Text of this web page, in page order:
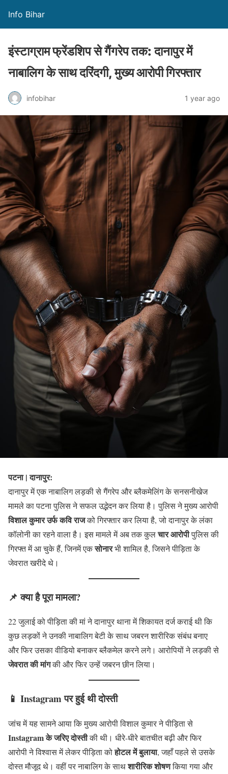
Info Bihar
इंस्टाग्राम फ्रेंडशिप से गैंगरेप तक: दानापुर में
नाबालिग के साथ दरिंदगी, मुख्य आरोपी गिरफ्तार
infobihar 1 year ago
पटना | दानापुर:
दानापुर में एक नाबालिग लड़की से गैंगरेप और ब्लैकमेलिंग के सनसनीखेज
मामले का पटना पुलिस ने सफल उद्भेदन कर लिया है। पुलिस ने मुख्य आरोपी
विशाल कुमार उर्फ कवि राजको गिरफ्तार कर लिया है, जो दानापुर के लंका
कॉलोनी का रहने वाला है। इस मामले में अब तक कुलचार आरोपीपुलिस की
गिरफ्त में आ चुके हैं, जिनमें एकसोनारभी शामिल है, जिसने पीड़िता के
जेवरात खरीदे थे।
📌क्या है पूरा मामला?
22 जुलाई को पीड़िता की मां ने दानापुर थाना में शिकायत दर्ज कराई थी कि
कुछ लड़कों ने उनकी नाबालिग बेटी के साथ जबरन शारीरिक संबंध बनाए
और फिर उसका वीडियो बनाकर ब्लैकमेल करने लगे। आरोपियों ने लड़की से
जेवरात की मांगकी और फिर उन्हें जबरन छीन लिया।
📱 Instagram पर हुई थी दोस्ती
जांच में यह सामने आया कि मुख्य आरोपी विशाल कुमार ने पीड़िता से
Instagram के जरिए दोस्तीकी थी। धीरे-धीरे बातचीत बढ़ी और फिर
आरोपी ने विश्वास में लेकर पीड़िता कोहोटल में बुलाया, जहाँ पहले से उसके
दोस्त मौजूद थे। वहीं पर नाबालिग के साथशारीरिक शोषणकिया गया और